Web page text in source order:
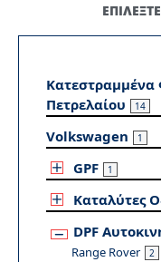
Κατεστραμμένα
Πετρελαίου
14
Volkswagen 1
GPF 1
Καταλύτες
DPF
Range Rover 2